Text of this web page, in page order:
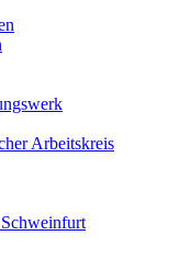
Arbeitskreis